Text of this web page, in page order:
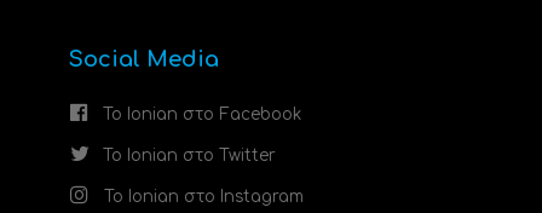
Social Media
Το Ionian στο Facebook
Το Ionian στο Twitter
Το Ionian στο Instagram